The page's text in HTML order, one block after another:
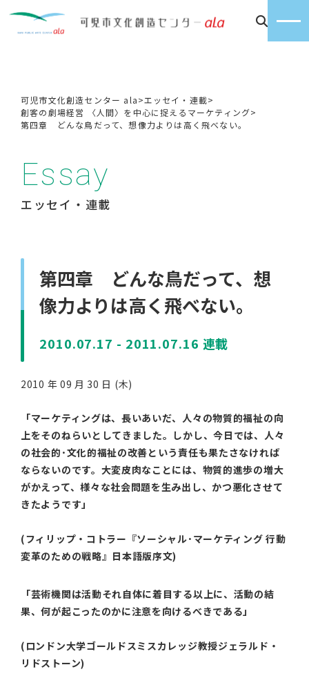
可児市文化創造センター ala>エッセイ・連載>
創客の劇場経営 〈人間〉を中心に捉えるマーケティング>
第四章 どんな鳥だって、想像力よりは高く飛べない。
Essay
エッセイ・連載
第四章 どんな鳥だって、想
像力よりは高く飛べない。
2010.07.17 - 2011.07.16 連載
2010 年 09 月 30 日 (木)
「マーケティングは、長いあいだ、人々の物質的福祉の向
上をそのねらいとしてきました。しかし、今日では、人々
の社会的･文化的福祉の改善という責任も果たさなければ
ならないのです。大変皮肉なことには、物質的進歩の増大
がかえって、様々な社会問題を生み出し、かつ悪化させて
きたようです」
(フィリップ・コトラー『ソーシャル･マーケティング 行動
変革のための戦略』日本語版序文)
「芸術機関は活動それ自体に着目する以上に、活動の結
果、何が起こったのかに注意を向けるべきである」
(ロンドン大学ゴールドスミスカレッジ教授ジェラルド・
リドストーン)